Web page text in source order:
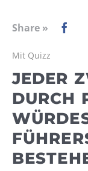
Share »
Mit Quizz
JEDER
DURCH